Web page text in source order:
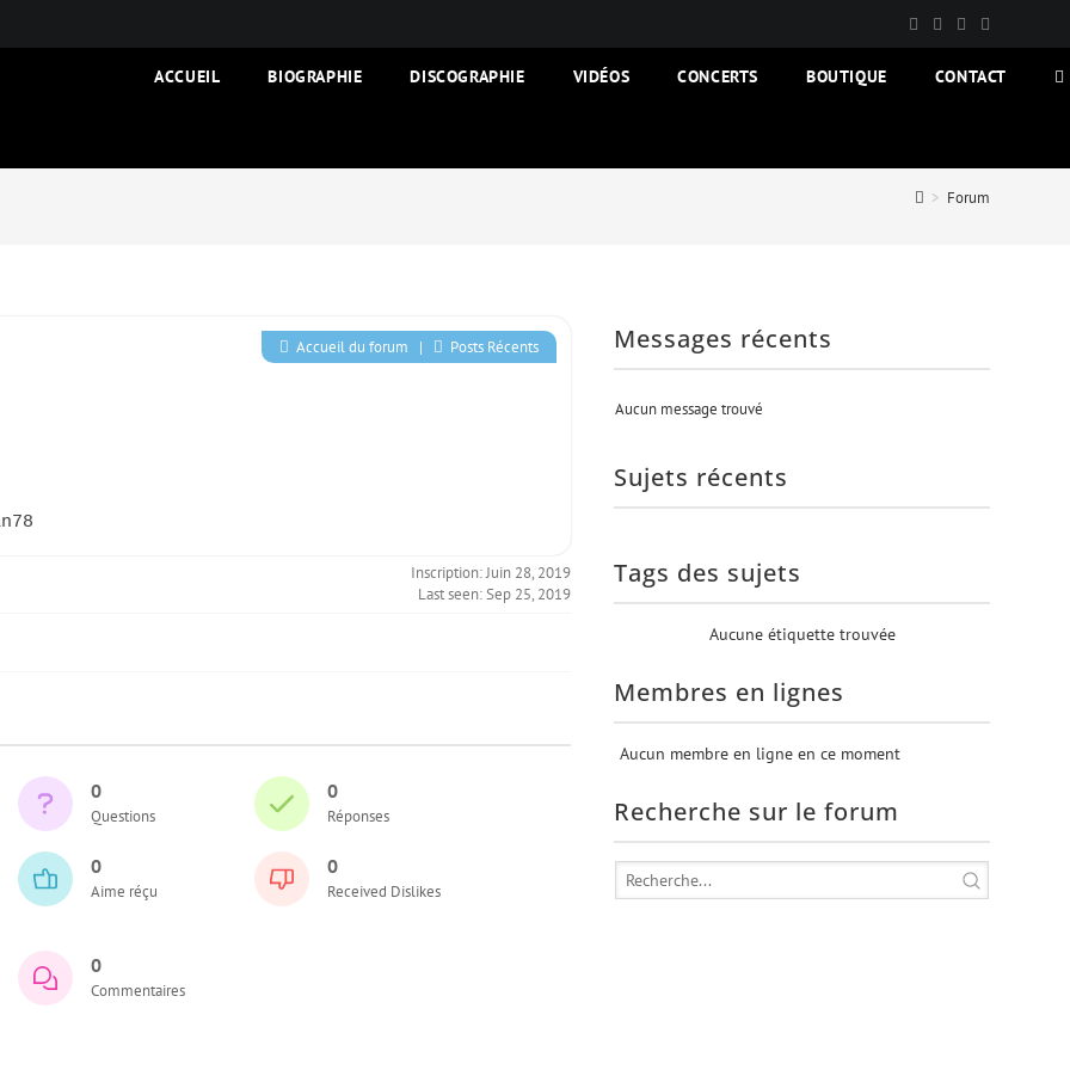
ACCUEIL BIOGRAPHIE DISCOGRAPHIE VIDÉOS CONCERTS BOUTIQUE CONTACT
> Forum
Accueil du forum | Posts Récents
Inscription: Juin 28, 2019
Last seen: Sep 25, 2019
0
Questions
0
Réponses
0
Aime réçu
0
Received Dislikes
0
Commentaires
Messages récents
Aucun message trouvé
Sujets récents
Tags des sujets
Aucune étiquette trouvée
Membres en lignes
Aucun membre en ligne en ce moment
Recherche sur le forum